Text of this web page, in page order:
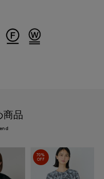
商品
70%
OFF